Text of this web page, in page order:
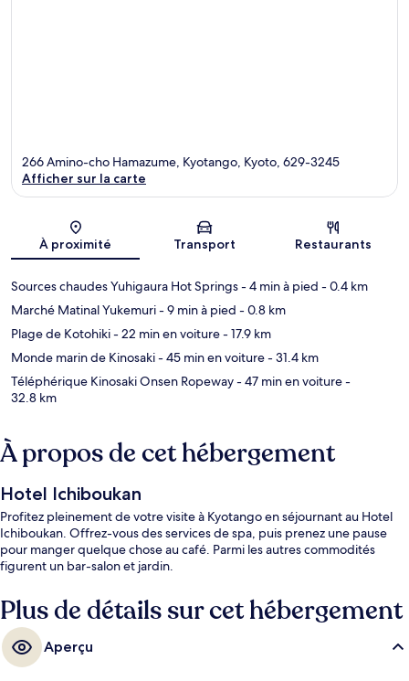
Carte
266 Amino-cho Hamazume, Kyotango, Kyoto, 629-3245
Afficher sur la carte
À proximité Transport Restaurants
Sources chaudes Yuhigaura Hot Springs- 4 min à pied - 0.4 km
Marché Matinal Yukemuri- 9 min à pied - 0.8 km
Plage de Kotohiki- 22 min en voiture- 17.9 km
Monde marin de Kinosaki- 45 min en voiture- 31.4 km
Téléphérique Kinosaki Onsen Ropeway- 47 min en voiture-
32.8 km
À propos de cet hébergement
Hotel Ichiboukan
Profitez pleinement de votre visite à Kyotango en séjournant au Hotel
Ichiboukan. Offrez-vous des services de spa, puis prenez une pause
pour manger quelque chose au café. Parmi les autres commodités
figurent un bar-salon et jardin.
Plus de détails sur cet hébergement
Aperçu